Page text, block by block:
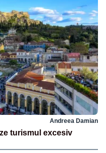
Andreea Damian
turismul excesiv